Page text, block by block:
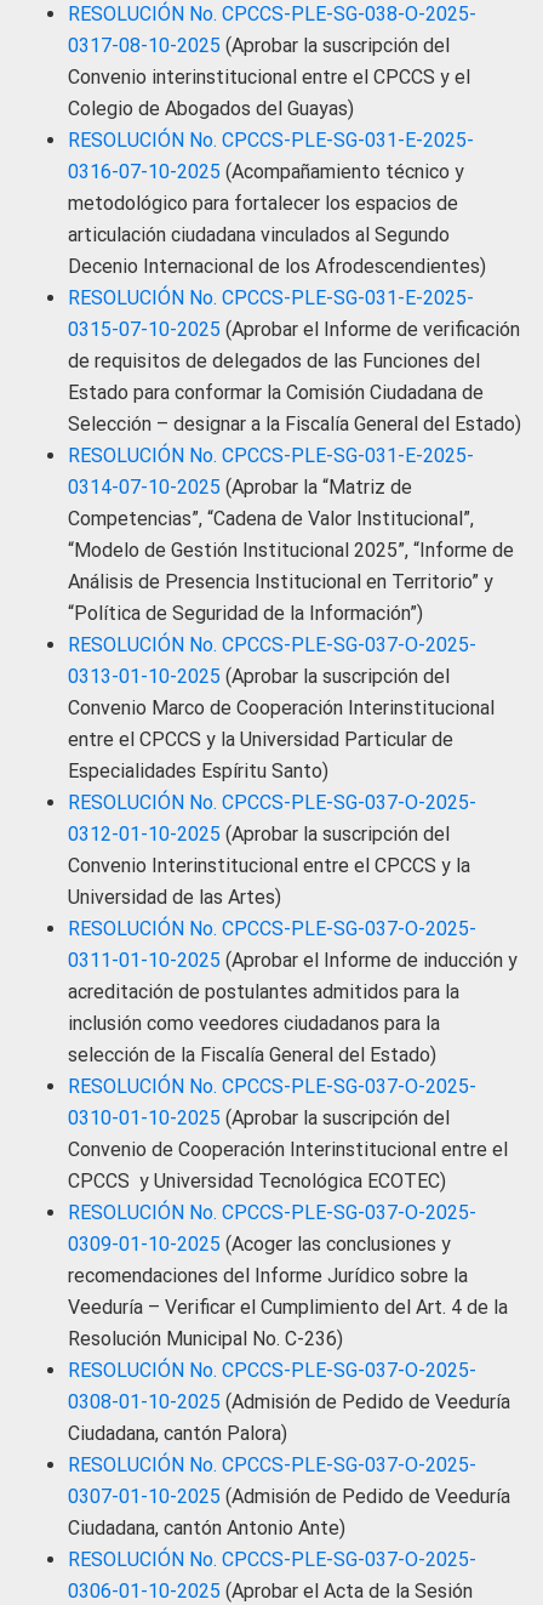
RESOLUCIÓN No. CPCCS-PLE-SG-038-O-2025-
0317-08-10-2025 (Aprobar la suscripción del
Convenio interinstitucional entre el CPCCS y el
Colegio de Abogados del Guayas)
RESOLUCIÓN No. CPCCS-PLE-SG-031-E-2025-
0316-07-10-2025 (Acompañamiento técnico y
metodológico para fortalecer los espacios de
articulación ciudadana vinculados al Segundo
Decenio Internacional de los Afrodescendientes)
RESOLUCIÓN No. CPCCS-PLE-SG-031-E-2025-
0315-07-10-2025 (Aprobar el Informe de verificación
de requisitos de delegados de las Funciones del
Estado para conformar la Comisión Ciudadana de
Selección – designar a la Fiscalía General del Estado)
RESOLUCIÓN No. CPCCS-PLE-SG-031-E-2025-
0314-07-10-2025 (Aprobar la “Matriz de
Competencias”, “Cadena de Valor Institucional”,
“Modelo de Gestión Institucional 2025”, “Informe de
Análisis de Presencia Institucional en Territorio” y
“Política de Seguridad de la Información”)
RESOLUCIÓN No. CPCCS-PLE-SG-037-O-2025-
0313-01-10-2025 (Aprobar la suscripción del
Convenio Marco de Cooperación Interinstitucional
entre el CPCCS y la Universidad Particular de
Especialidades Espíritu Santo)
RESOLUCIÓN No. CPCCS-PLE-SG-037-O-2025-
0312-01-10-2025 (Aprobar la suscripción del
Convenio Interinstitucional entre el CPCCS y la
Universidad de las Artes)
RESOLUCIÓN No. CPCCS-PLE-SG-037-O-2025-
0311-01-10-2025 (Aprobar el Informe de inducción y
acreditación de postulantes admitidos para la
inclusión como veedores ciudadanos para la
selección de la Fiscalía General del Estado)
RESOLUCIÓN No. CPCCS-PLE-SG-037-O-2025-
0310-01-10-2025 (Aprobar la suscripción del
Convenio de Cooperación Interinstitucional entre el
CPCCS y Universidad Tecnológica ECOTEC)
RESOLUCIÓN No. CPCCS-PLE-SG-037-O-2025-
0309-01-10-2025 (Acoger las conclusiones y
recomendaciones del Informe Jurídico sobre la
Veeduría – Verificar el Cumplimiento del Art. 4 de la
Resolución Municipal No. C-236)
RESOLUCIÓN No. CPCCS-PLE-SG-037-O-2025-
0308-01-10-2025 (Admisión de Pedido de Veeduría
Ciudadana, cantón Palora)
RESOLUCIÓN No. CPCCS-PLE-SG-037-O-2025-
0307-01-10-2025 (Admisión de Pedido de Veeduría
Ciudadana, cantón Antonio Ante)
RESOLUCIÓN No. CPCCS-PLE-SG-037-O-2025-
0306-01-10-2025 (Aprobar el Acta de la Sesión